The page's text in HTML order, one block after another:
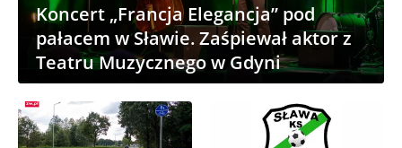
Koncert „Francja Elegancja” pod
pałacem w Sławie. Zaśpiewał aktor z
Teatru Muzycznego w Gdyni